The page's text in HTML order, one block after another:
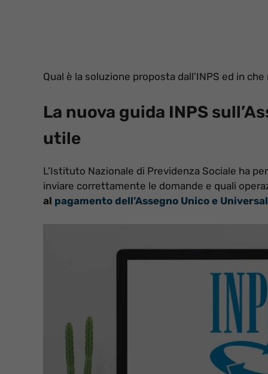
Qual è la soluzione proposta dall’INPS ed in
La nuova guida INPS
utile
L’Istituto Nazionale di Previdenza Sociale ha
inviare correttamente le domande e quali
al pagamento dell’Assegno Unico e